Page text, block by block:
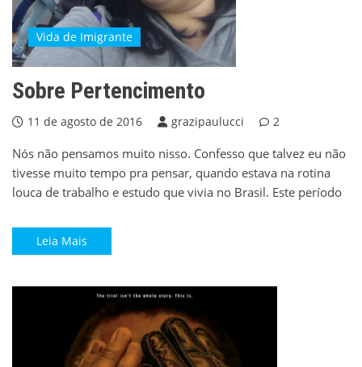
Vida de Imigrante
Sobre Pertencimento
11 de agosto de 2016 grazipaulucci 2
Nós não pensamos muito nisso. Confesso que talvez eu não
tivesse muito tempo pra pensar, quando estava na rotina
louca de trabalho e estudo que vivia no Brasil. Este período
Leia Mais